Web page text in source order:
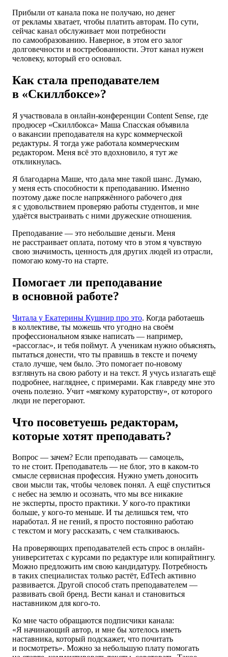
Прибыли от канала пока не получаю, но денег
от рекламы хватает, чтобы платить авторам. По сути,
сейчас канал обслуживает мои потребности
по самообразованию. Наверное, в этом его залог
долговечности и востребованности. Этот канал нужен
человеку, который его основал.
Как стала преподавателем
в «Скиллбоксе»?
Я участвовала в онлайн-конференции Content Sense, где
продюсер «Скиллбокса» Маша Спасская объявила
о вакансии преподавателя на курс коммерческой
редактуры. Я тогда уже работала коммерческим
редактором. Меня всё это вдохновило, я тут же
откликнулась.
Я благодарна Маше, что дала мне такой шанс. Думаю,
у меня есть способности к преподаванию. Именно
поэтому даже после напряжённого рабочего дня
я с удовольствием проверяю работы студентов, и мне
удаётся выстраивать с ними дружеские отношения.
Преподавание — это небольшие деньги. Меня
не расстраивает оплата, потому что в этом я чувствую
свою значимость, ценность для других людей из отрасли,
помогаю кому-то на старте.
Помогает ли преподавание
в основной работе?
Читала у Екатерины Кушнир про это. Когда работаешь
в коллективе, ты можешь что угодно на своём
профессиональном языке написать — например,
«рассоглас», и тебя поймут. А ученикам нужно объяснять,
пытаться донести, что ты правишь в тексте и почему
стало лучше, чем было. Это помогает по-новому
взглянуть на свою работу и на текст. Я учусь излагать ещё
подробнее, нагляднее, с примерами. Как главреду мне это
очень полезно. Учит «мягкому кураторству», от которого
люди не перегорают.
Что посоветуешь редакторам,
которые хотят преподавать?
Вопрос — зачем? Если преподавать — самоцель,
то не стоит. Преподаватель — не блог, это в каком-то
смысле сервисная профессия. Нужно уметь доносить
свои мысли так, чтобы человек понял. А ещё спуститься
с небес на землю и осознать, что мы все никакие
не эксперты, просто практики. У кого-то практики
больше, у кого-то меньше. И ты делишься тем, что
наработал. Я не гений, я просто постоянно работаю
с текстом и могу рассказать, с чем сталкиваюсь.
На проверяющих преподавателей есть спрос в онлайн-
университетах с курсами по редактуре или копирайтингу.
Можно предложить им свою кандидатуру. Потребность
в таких специалистах только растёт, EdTech активно
развивается. Другой способ стать преподавателем —
развивать свой бренд. Вести канал и становиться
наставником для кого-то.
Ко мне часто обращаются подписчики канала:
«Я начинающий автор, и мне бы хотелось иметь
наставника, который подскажет, что почитать
и посмотреть». Можно за небольшую плату помогать